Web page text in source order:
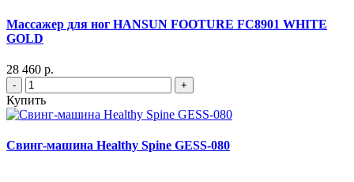
Массажер для ног HANSUN FOOTURE FC8901 WHITE
GOLD
28 460 р.
- +
Купить
Свинг-машина Healthy Spine GESS-080